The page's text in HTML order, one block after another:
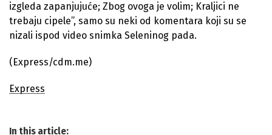
izgleda zapanjujuće; Zbog ovoga je volim; Kraljici ne
trebaju cipele”, samo su neki od komentara koji su se
nizali ispod video snimka Seleninog pada.
(Express/cdm.me)
Express
In this article: